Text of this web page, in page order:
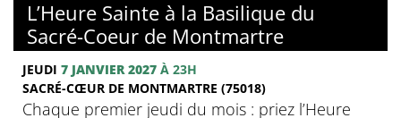
L’Heure Sainte à la Basilique du
Sacré-Coeur de Montmartre
JEUDI 7 JANVIER 2027 À 23H
SACRÉ-CŒUR DE MONTMARTRE (75018)
Chaque premier jeudi du mois : priez l’Heure